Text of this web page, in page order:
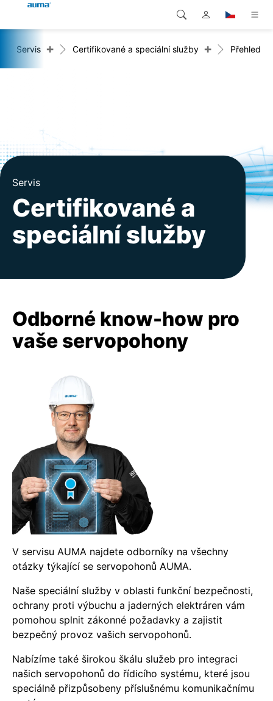
Produkty
Servis
Společnost
Kontakt
Global
Severní Amerika
Vyhledávání
Servis + Certifikované a speciální služby + Přehled
Servis
Certifikované a
speciální služby
Odborné know-how pro
vaše servopohony
V servisu AUMA najdete odborníky na všechny
otázky týkající se servopohonů AUMA.
Naše speciální služby v oblasti funkční bezpečnosti,
ochrany proti výbuchu a jaderných elektráren vám
pomohou splnit zákonné požadavky a zajistit
bezpečný provoz vašich servopohonů.
Nabízíme také širokou škálu služeb pro integraci
našich servopohonů do řídicího systému, které jsou
speciálně přizpůsobeny příslušnému komunikačnímu